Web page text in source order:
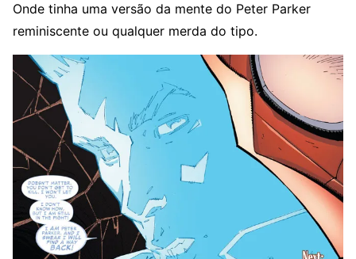
Onde tinha uma versão da mente do Peter Parker
reminiscente ou qualquer merda do tipo.